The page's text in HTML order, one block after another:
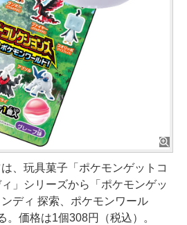
、玩具菓子「ポケモンゲットコ
」シリーズから「ポケモンゲッ
ディ 探索、ポケモンワール
。価格は1個308円（税込）。